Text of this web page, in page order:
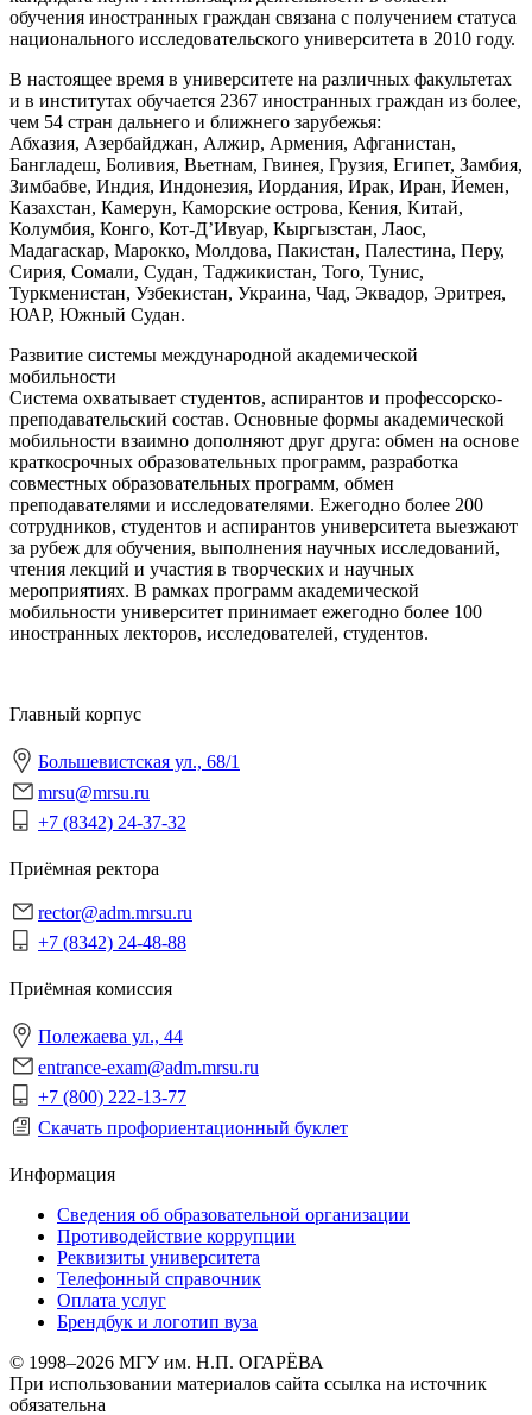
обучения иностранных граждан связана с получением статуса
национального исследовательского университета в 2010 году.
В настоящее время в университете на различных факультетах
и в институтах обучается 2367 иностранных граждан из более,
чем 54 стран дальнего и ближнего зарубежья:
Абхазия, Азербайджан, Алжир, Армения, Афганистан,
Бангладеш, Боливия, Вьетнам, Гвинея, Грузия, Египет, Замбия,
Зимбабве, Индия, Индонезия, Иордания, Ирак, Иран, Йемен,
Казахстан, Камерун, Каморские острова, Кения, Китай,
Колумбия, Конго, Кот-Д’Ивуар, Кыргызстан, Лаос,
Мадагаскар, Марокко, Молдова, Пакистан, Палестина, Перу,
Сирия, Сомали, Судан, Таджикистан, Того, Тунис,
Туркменистан, Узбекистан, Украина, Чад, Эквадор, Эритрея,
ЮАР, Южный Судан.
Развитие системы международной академической
мобильности
Система охватывает студентов, аспирантов и профессорско-
преподавательский состав. Основные формы академической
мобильности взаимно дополняют друг друга: обмен на основе
краткосрочных образовательных программ, разработка
совместных образовательных программ, обмен
преподавателями и исследователями. Ежегодно более 200
сотрудников, студентов и аспирантов университета выезжают
за рубеж для обучения, выполнения научных исследований,
чтения лекций и участия в творческих и научных
мероприятиях. В рамках программ академической
мобильности университет принимает ежегодно более 100
иностранных лекторов, исследователей, студентов.
Главный корпус
Большевистская ул., 68/1
mrsu@mrsu.ru
+7 (8342) 24-37-32
Приёмная ректора
rector@adm.mrsu.ru
+7 (8342) 24-48-88
Приёмная комиссия
Полежаева ул., 44
entrance-exam@adm.mrsu.ru
+7 (800) 222-13-77
Скачать профориентационный буклет
Информация
Сведения об образовательной организации
Противодействие коррупции
Реквизиты университета
Телефонный справочник
Оплата услуг
Брендбук и логотип вуза
© 1998–2026 МГУ им. Н.П. ОГАРЁВА
При использовании материалов сайта ссылка на источник
обязательна